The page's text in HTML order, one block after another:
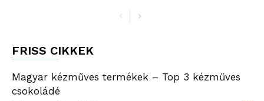
FRISS CIKKEK
Magyar kézműves termékek – Top 3 kézműves
csokoládé